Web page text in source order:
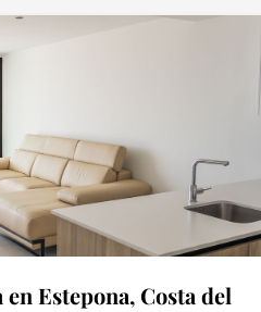
Estepona, Costa del